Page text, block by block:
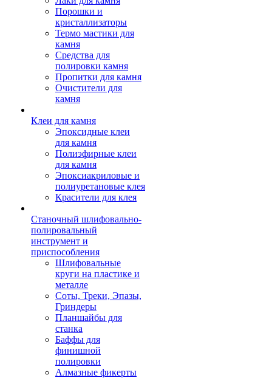
Порошки и
кристаллизаторы
Термо мастики для
камня
Средства для
полировки камня
Пропитки для камня
Очистители для
камня
Клеи для камня
Эпоксидные клеи
для камня
Полиэфирные клеи
для камня
Эпоксиакриловые и
полиуретановые клея
Красители для клея
Станочный шлифовально-
полировальный
инструмент и
приспособления
Шлифовальные
круги на пластике и
металле
Соты, Треки, Эпазы,
Гриндеры
Планшайбы для
станка
Баффы для
финишной
полировки
Алмазные фикерты